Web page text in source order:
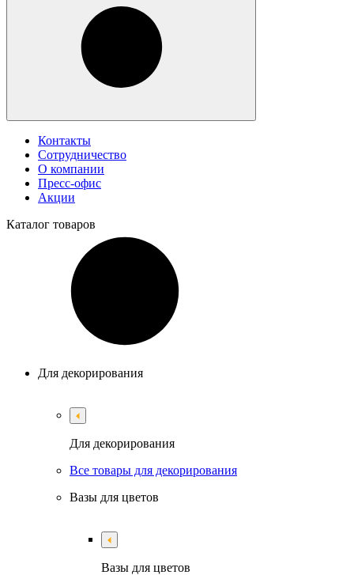
Контакты
Сотрудничество
О компании
Пресс-офис
Акции
Каталог товаров
Для декорирования
Для декорирования
Все товары для декорирования
Вазы для цветов
Вазы для цветов